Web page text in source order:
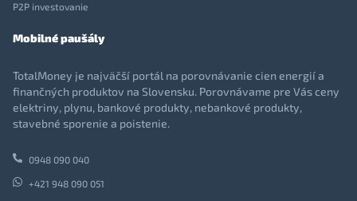
P2P investovanie
Mobilné paušály
TotalMoney je najväčší portál na porovnávanie cien energií a
finančných produktov na Slovensku. Porovnávame pre Vás ceny
elektriny, plynu, bankové produkty, nebankové produkty,
stavebné sporenie a poistenie.
0948 090 040
+421 948 090 051